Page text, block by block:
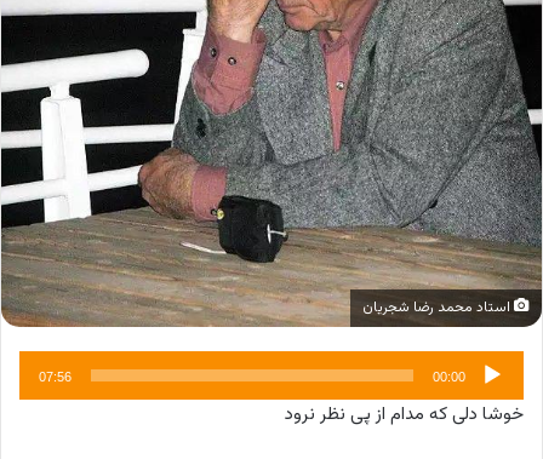
استاد محمد رضا شجریان
پخش‌کننده
صوت
00:00
07:56
خوشا دلی که مدام از پی نظر نرود